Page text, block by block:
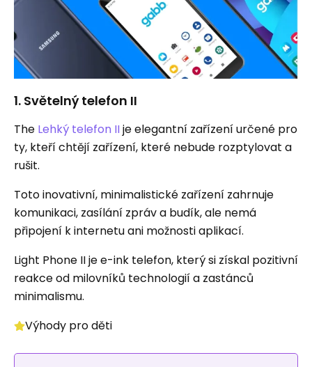
1. Světelný telefon II
The Lehký telefon IIje elegantní zařízení určené pro
ty, kteří chtějí zařízení, které nebude rozptylovat a
rušit.
Toto inovativní, minimalistické zařízení zahrnuje
komunikaci, zasílání zpráv a budík, ale nemá
připojení k internetu ani možnosti aplikací.
Light Phone II je e-ink telefon, který si získal pozitivní
reakce od milovníků technologií a zastánců
minimalismu.
Výhody pro děti